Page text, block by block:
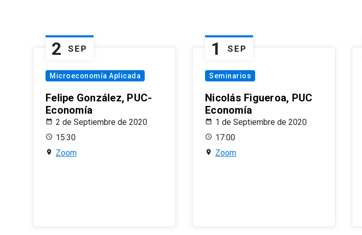
2 SEP
Microeconomía Aplicada
Felipe González, PUC-
Economía
2 de Septiembre de 2020
15:30
Zoom
1 SEP
Seminarios
Nicolás Figueroa, PUC
Economía
1 de Septiembre de 2020
17:00
Zoom